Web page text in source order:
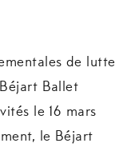
de lutte
Ballet
le 16 mars
le Béjart